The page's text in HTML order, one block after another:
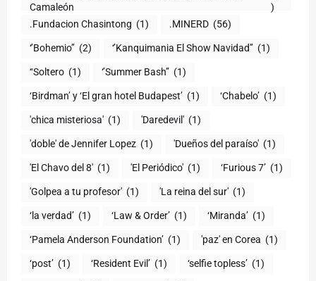
Camaleón
)
.Fundacion Chasintong (1) .MINERD (56)
‘’Bohemio’’ (2) ‘’Kanquimania El Show Navidad’’ (1)
‘‘Soltero (1) ‘’Summer Bash’’ (1)
‘Birdman’ y ‘El gran hotel Budapest’ (1) ‘Chabelo’ (1)
'chica misteriosa' (1) 'Daredevil' (1)
'doble' de Jennifer Lopez (1) 'Dueños del paraíso' (1)
'El Chavo del 8' (1) 'El Periódico' (1) ‘Furious 7’ (1)
'Golpea a tu profesor' (1) 'La reina del sur' (1)
‘la verdad’ (1) ‘Law & Order’ (1) ‘Miranda’ (1)
‘Pamela Anderson Foundation’ (1) 'paz' en Corea (1)
‘post’ (1) ‘Resident Evil’ (1) ‘selfie topless’ (1)